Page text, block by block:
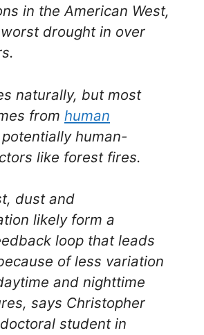
in the American West,
drought in over
naturally, but most
from human
human-
like forest fires.
dust and
likely form a
loop that leads
of less variation
and nighttime
says Christopher
student in